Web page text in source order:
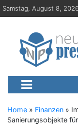
S
k
Samstag, August 8,
Neue-
Presseportal,
Home » Finanzen »
Sanierungsobjekte